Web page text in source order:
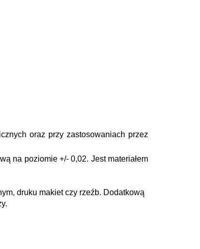
oraz przy zastosowaniach przez
na poziomie +/- 0,02. Jest materiałem
druku makiet czy rzeźb. Dodatkową